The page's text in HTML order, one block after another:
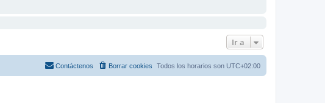
Ir a
Todos los horarios son UTC+02:00
Borrar cookies
Contáctenos